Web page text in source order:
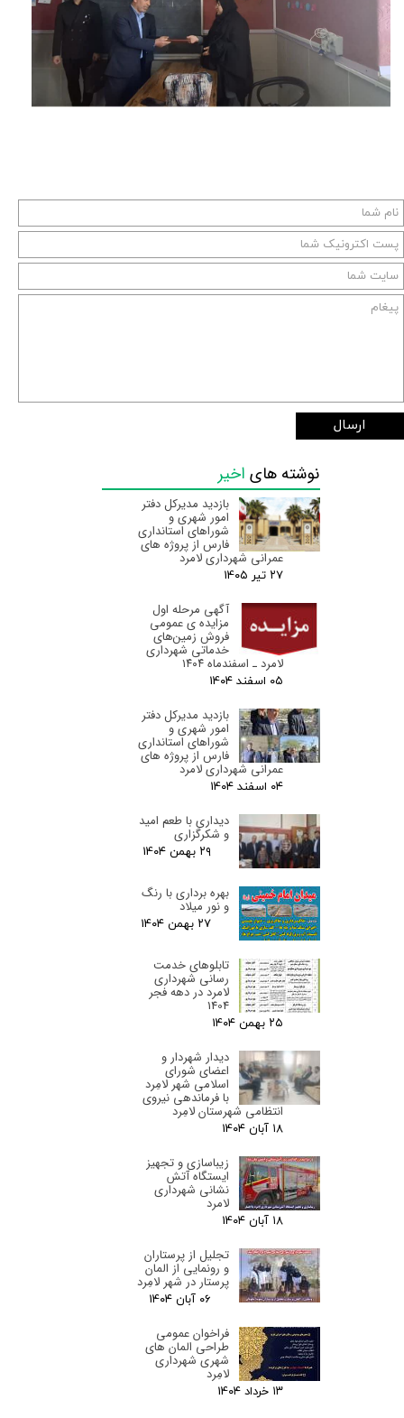
ارسال
نوشته های اخیر
بازدید مدیرکل دفتر
امور شهری و
شوراهای استانداری
فارس از پروژه های
عمرانی شهرداری لامرد
۲۷ تیر ۰۵
آگهی مرحله اول
مزایده ی عمومی
فروش زمین‌های
خدماتی شهرداری
لامرد ـ اسفندماه ۱۴۰۴
۰۵ اسفند ۰۴
بازدید مدیرکل دفتر
امور شهری و
شوراهای استانداری
فارس از پروژه های
عمرانی شهرداری لامرد
۰۴ اسفند ۰۴
دیداری با طعم امید
و شکرگزاری
۲۹ بهمن ۰۴
بهره برداری با رنگ
و نور میلاد
۲۷ بهمن ۰۴
تابلوهای خدمت
رسانی شهرداری
لامرد در دهه فجر
1404
۲۵ بهمن ۰۴
دیدار شهردار و
اعضای شورای
اسلامی شهر لامِرد
با فرماندهی نیروی
انتظامی شهرستان لامِرد
۱۸ آبان ۰۴
زیباسازی و تجهیز
ایستگاه آتش
نشانی شهرداری
لامرد
۱۸ آبان ۰۴
تجلیل از پرستاران
و رونمایی از المان
پرستار در شهر لامِرد
۰۶ آبان ۰۴
فراخوان عمومی
طراحی المان های
شهری شهرداری
لامِرد
۱۳ خرداد ۰۴